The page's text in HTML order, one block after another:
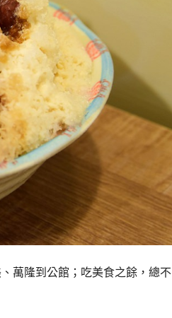
萬隆到公館；吃美食之餘，總不